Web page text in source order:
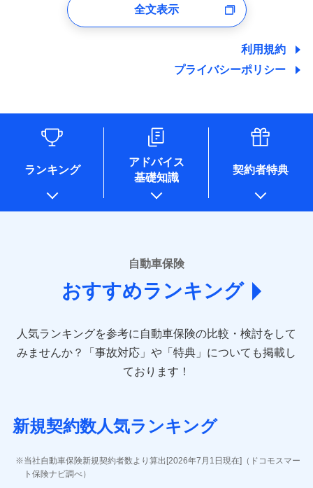
ユーザー登録受付および、管理のため
しくは委託を受けている保険会社・提携会社の保険その他に
関する情報を提供し、金融商品等の契約を勧奨するため、ま
た維持管理等の委託業務遂行のため、またそれらに付帯、関
情報を取引のある他の保険会社の商品・サービスをご提案す
るために利用させていただくことがあります。）
各種セミナーの開催のため
コンサルティングサービスの実施のため
アンケートやキャンペーン等の実施のため
上記に係る案内・手続き・管理等付帯業務を行うため
* 当社が委託を受けている保険会社の情報は、保険会社のホ
ームページに掲載しておりますので、ご確認ください。
あいおいニッセイ同和損害保険株式会社
(https://www.aioinissaydowa.co.jp/)
アクサ損害保険株式会社 (https://www.axa-
direct.co.jp/)
sompo.co.jp/)
東京海上ダイレクト損害保険株式会社 (https://www.e-
AIG損害保険株式会社 (https://www.aig.co.jp/sonpo)
ジェイアイ傷害火災保険株式会社
ソニー損害保険株式会社
(https://www.sonysonpo.co.jp/)
全文表示
利用規約
プライバシーポリシー
ランキング
アドバイス
基礎知識
契約者特典
自動車保険
おすすめランキング
人気ランキングを参考に自動車保険の比較・検討をして
みませんか？
「事故対応」や「特典」についても掲載し
ております！
新規契約数人気ランキング
当社自動車保険新規契約者数より算出[2026年7月1日現在]（ドコモスマー
ト保険ナビ調べ）